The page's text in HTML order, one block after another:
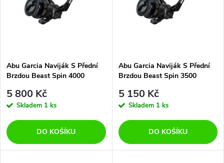
p
r
o
d
s
p
r
o
Abu Garcia Naviják S Přední
Brzdou Beast Spin 4000
5 800 Kč
Skladem 1 ks
DO KOŠÍKU
Abu Garcia Naviják S Přední
Brzdou Beast Spin 3500
5 150 Kč
Skladem 1 ks
DO KOŠÍKU